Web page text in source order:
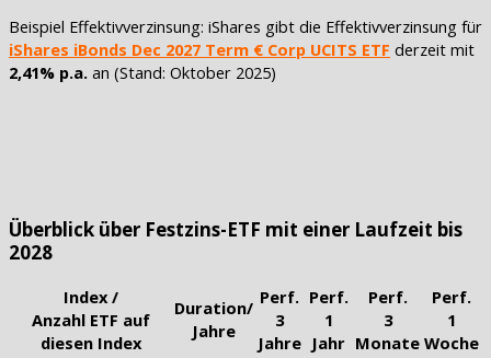
Beispiel Effektivverzinsung: iShares gibt die Effektivverzinsung für
iShares iBonds Dec 2027 Term € Corp UCITS ETF derzeit mit
2,41% p.a. an (Stand: Oktober 2025)
Überblick über Festzins-ETF mit einer Laufzeit bis
2028
Index /
Anzahl ETF auf
diesen Index
Duration/
Jahre
Perf.
3
Jahre
Perf.
1
Jahr
Perf.
3
Monate
Perf.
1
Woche